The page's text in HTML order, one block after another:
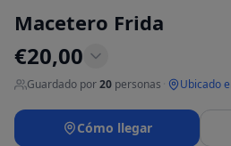
Macetero Frida
€20,00
Guardado por20 personas Ubicado
Cómo llegar